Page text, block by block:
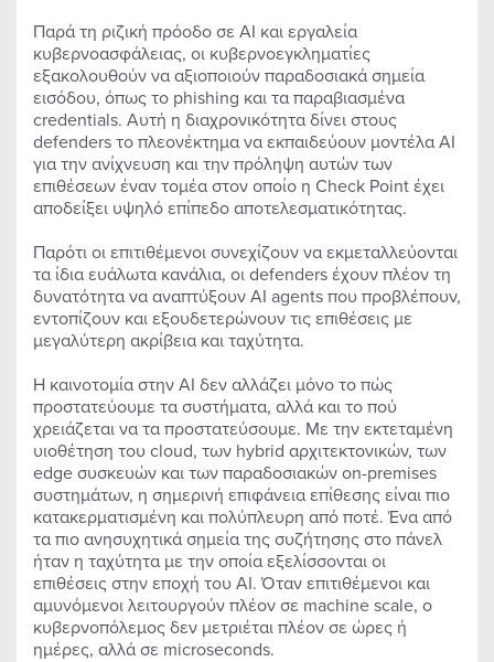
Παρά τη ριζική πρόοδο σε AI και εργαλεία
κυβερνοασφάλειας, οι κυβερνοεγκληματίες
εξακολουθούν να αξιοποιούν παραδοσιακά σημεία
εισόδου, όπως το phishing και τα παραβιασμένα
credentials. Αυτή η διαχρονικότητα δίνει στους
defenders το πλεονέκτημα να εκπαιδεύουν μοντέλα AI
για την ανίχνευση και την πρόληψη αυτών των
επιθέσεων έναν τομέα στον οποίο η Check Point έχει
αποδείξει υψηλό επίπεδο αποτελεσματικότητας.
Παρότι οι επιτιθέμενοι συνεχίζουν να εκμεταλλεύονται
τα ίδια ευάλωτα κανάλια, οι defenders έχουν πλέον τη
δυνατότητα να αναπτύξουν AI agents που προβλέπουν,
εντοπίζουν και εξουδετερώνουν τις επιθέσεις με
μεγαλύτερη ακρίβεια και ταχύτητα.
Η καινοτομία στην AI δεν αλλάζει μόνο το πώς
προστατεύουμε τα συστήματα, αλλά και το πού
χρειάζεται να τα προστατεύσουμε. Με την εκτεταμένη
υιοθέτηση του cloud, των hybrid αρχιτεκτονικών, των
edge συσκευών και των παραδοσιακών on-premises
συστημάτων, η σημερινή επιφάνεια επίθεσης είναι πιο
κατακερματισμένη και πολύπλευρη από ποτέ. Ένα από
τα πιο ανησυχητικά σημεία της συζήτησης στο πάνελ
ήταν η ταχύτητα με την οποία εξελίσσονται οι
επιθέσεις στην εποχή του AI. Όταν επιτιθέμενοι και
αμυνόμενοι λειτουργούν πλέον σε machine scale, ο
κυβερνοπόλεμος δεν μετριέται πλέον σε ώρες ή
ημέρες, αλλά σε microseconds.